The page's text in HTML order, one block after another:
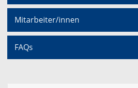
Mitarbeiter/innen
FAQs